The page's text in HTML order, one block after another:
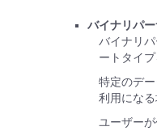
バイナリパ
バイナリ
ートタイプ
特定のデ
利用になる
ユーザー